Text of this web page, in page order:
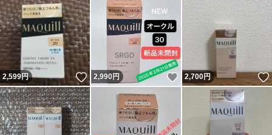
2,599円 いいね！
2,990円 いいね！
2,700円